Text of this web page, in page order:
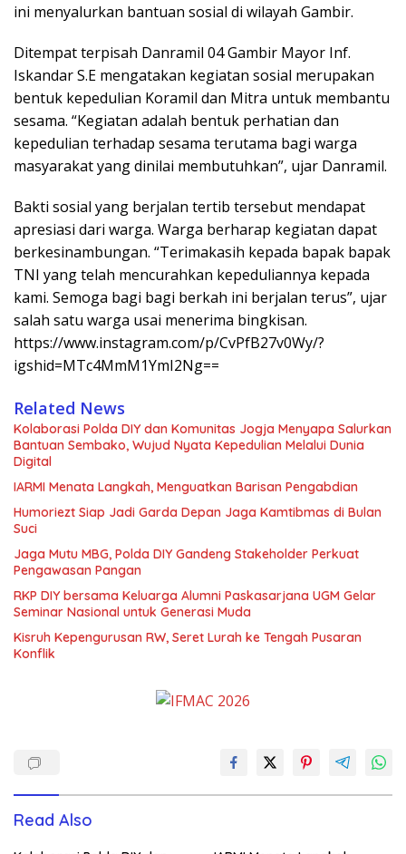
ini menyalurkan bantuan sosial di wilayah Gambir.
Ditempat terpisah Danramil 04 Gambir Mayor Inf.
Iskandar S.E mengatakan kegiatan sosial merupakan
bentuk kepedulian Koramil dan Mitra untuk membantu
sesama. “Kegiatan adalah bentuk perhatian dan
kepedulian terhadap sesama terutama bagi warga
masyarakat yang dinilai membutuhkan”, ujar Danramil.
Bakti sosial yang berjalan tertib tersebut mendapat
apresiasi dari warga. Warga berharap kegiatan dapat
berkesinambungan. “Terimakasih kepada bapak bapak
TNI yang telah mencurahkan kepeduliannya kepada
kami. Semoga bagi bagi berkah ini berjalan terus”, ujar
salah satu warga usai menerima bingkisan.
https://www.instagram.com/p/CvPfB27v0Wy/?
igshid=MTc4MmM1YmI2Ng==
Related News
Kolaborasi Polda DIY dan Komunitas Jogja Menyapa Salurkan
Bantuan Sembako, Wujud Nyata Kepedulian Melalui Dunia
Digital
IARMI Menata Langkah, Menguatkan Barisan Pengabdian
Humoriezt Siap Jadi Garda Depan Jaga Kamtibmas di Bulan
Suci
Jaga Mutu MBG, Polda DIY Gandeng Stakeholder Perkuat
Pengawasan Pangan
RKP DIY bersama Keluarga Alumni Paskasarjana UGM Gelar
Seminar Nasional untuk Generasi Muda
Kisruh Kepengurusan RW, Seret Lurah ke Tengah Pusaran
Konflik
Read Also